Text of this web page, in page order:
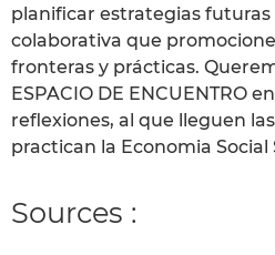
planificar estrategias
colaborativa que
fronteras y prácticas.
ESPACIO DE ENCUENTRO
reflexiones, al que lleguen
practican la Economia Social
Sources :